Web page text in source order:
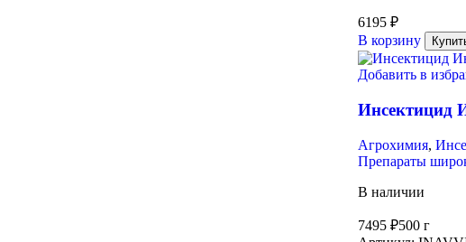
6195 ₽
В корзину
Добавить в
Инсектицид
Агрохимия,
Препараты
В наличии
7495 ₽500 г